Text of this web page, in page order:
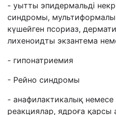
- уытты эпидермальді
синдромы, мультиформалы
күшейген псориаз,
лихеноидты экзантема
- гипонатриемия
- Рейно синдромы
- анафилактикалық
реакциялар, ядроға